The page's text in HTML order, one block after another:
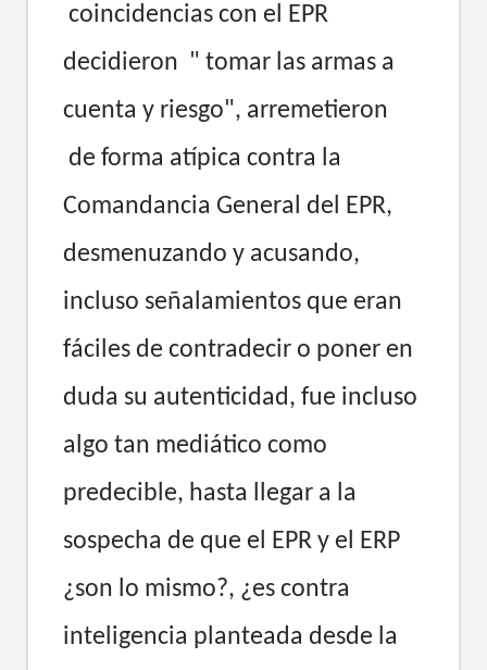
coincidencias con el EPR
decidieron " tomar las armas a
cuenta y riesgo", arremetieron
de forma atípica contra la
Comandancia General del EPR,
desmenuzando y acusando,
incluso señalamientos que eran
fáciles de contradecir o poner en
duda su autenticidad, fue incluso
algo tan mediático como
predecible, hasta llegar a la
sospecha de que el EPR y el ERP
¿son lo mismo?, ¿es contra
inteligencia planteada desde la